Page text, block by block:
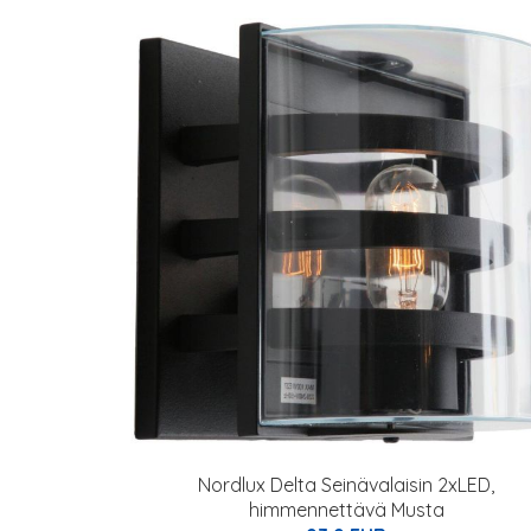
Nordlux Delta Seinävalaisin 2xLED,
himmennettävä Musta